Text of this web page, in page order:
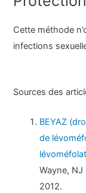
Cette méthode
infections
Sources des
BEYAZ
de
Wayne, NJ
2012.